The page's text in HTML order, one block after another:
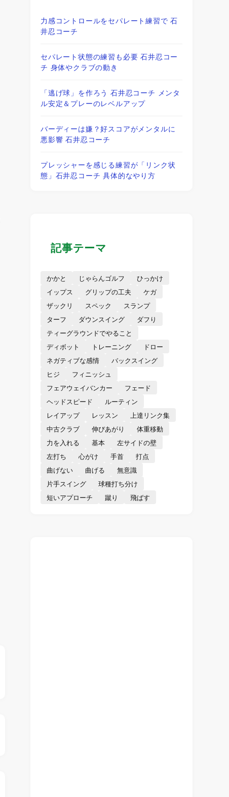
力感コントロールをセパレート練習で 石
井忍コーチ
セパレート状態の練習も必要 石井忍コー
チ 身体やクラブの動き
「逃げ球」を作ろう 石井忍コーチ メンタ
ル安定＆プレーのレベルアップ
バーディーは嫌？好スコアがメンタルに
悪影響 石井忍コーチ
プレッシャーを感じる練習が「リンク状
態」石井忍コーチ 具体的なやり方
記事テーマ
かかと じゃらんゴルフ
ひっかけ
イップス
グリップの工夫
ケガ
ザックリ
スペック
スランプ
ターフ
ダウンスイング
ダフり
ティーグラウンドでやること
ディボット
トレーニング
ドロー
ネガティブな感情
バックスイング
ヒジ
フィニッシュ
フェアウェイバンカー
フェード
ヘッドスピード
ルーティン
レイアップ
レッスン
上達リンク集
中古クラブ
伸びあがり
体重移動
力を入れる
基本
左サイドの壁
左打ち
心がけ 手首
打点
曲げない
曲げる
無意識
片手スイング
球種打ち分け
短いアプローチ
蹴り 飛ばす